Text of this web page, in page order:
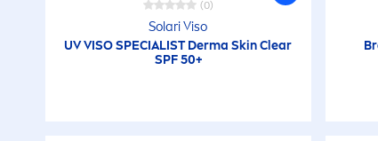
(0)
Solari Viso
UV VISO SPECIALIST DermaSkinClear
SPF 50+